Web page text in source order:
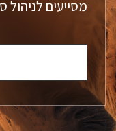
מסייעים לניהול